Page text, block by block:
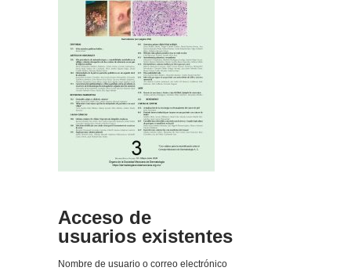
Acceso de
usuarios existentes
Nombre de usuario o correo electrónico